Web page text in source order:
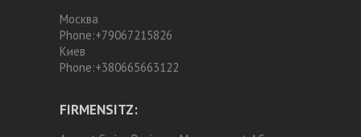
Москва
Phone:+79067215826
Киев
Phone:+380665663122
FIRMENSITZ: